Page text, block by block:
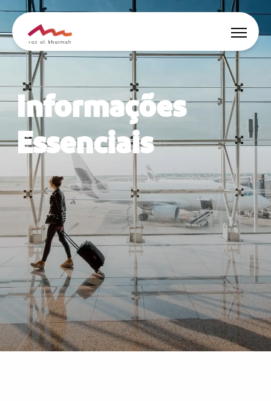
Ofertas
Inspire-se
Onde ficar
Coisas para fazer
Planeje sua viagem
🇵🇹 PT Eventos
Informações
Essenciais